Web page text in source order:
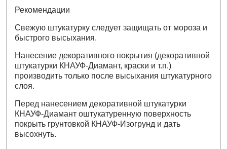
Рекомендации
Свежую штукатурку следует защищать от мороза и
быстрого высыхания.
Нанесение декоративного покрытия (декоративной
штукатурки КНАУФ-Диамант, краски и т.п.)
производить только после высыхания штукатурного
слоя.
Перед нанесением декоративной штукатурки
КНАУФ-Диамант оштукатуренную поверхность
покрыть грунтовкой КНАУФ-Изогрунд и дать
высохнуть.